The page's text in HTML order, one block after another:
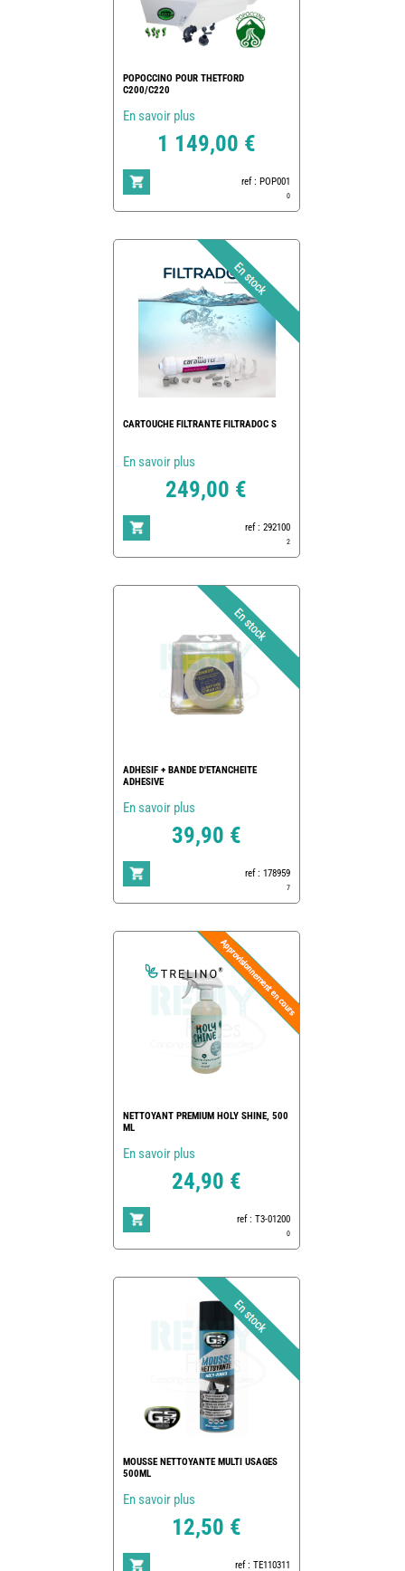
POPOCCINO POUR THETFORD
C200/C220
En savoir plus
1 149,00 €
ref : POP001
0
CARTOUCHE FILTRANTE FILTRADOC S
En savoir plus
249,00 €
ref : 292100
2
ADHESIF + BANDE D'ETANCHEITE
ADHESIVE
En savoir plus
39,90 €
ref : 178959
7
NETTOYANT PREMIUM HOLY SHINE, 500
ML
En savoir plus
24,90 €
ref : T3-01200
0
MOUSSE NETTOYANTE MULTI USAGES
500ML
En savoir plus
12,50 €
ref : TE110311